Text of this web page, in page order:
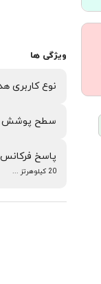
ویژگی ها
نوع کاربری
سطح
پاسخ
20 کیلوهرتز ...